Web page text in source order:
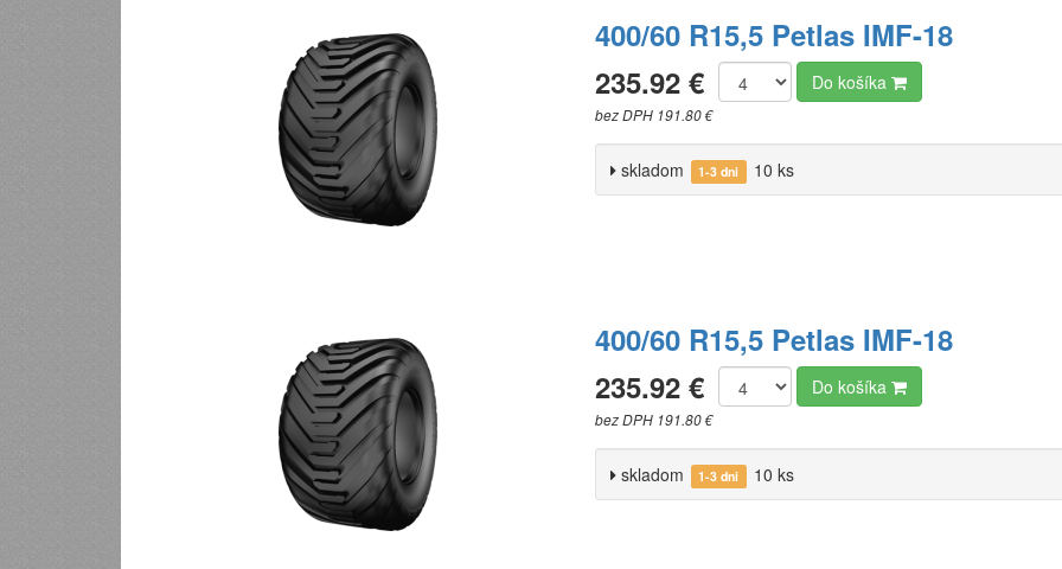
400/60 R15,5 Petlas IMF-18
235.92 €
bez DPH 191.80 €
Do košíka
skladom 1-3 dni 10 ks
400/60 R15,5 Petlas IMF-18
235.92 €
bez DPH 191.80 €
Do košíka
skladom 1-3 dni 10 ks